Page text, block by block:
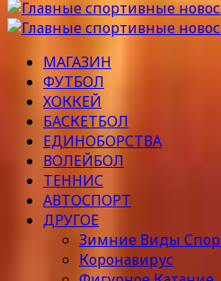
МАГАЗИН
ФУТБОЛ
ХОККЕЙ
БАСКЕТБОЛ
ЕДИНОБОРСТВА
ВОЛЕЙБОЛ
ТЕННИС
АВТОСПОРТ
ДРУГОЕ
Зимние Виды
Коронавирус